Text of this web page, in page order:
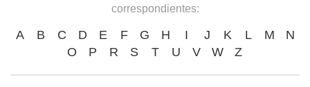
correspondientes:
A B C D E F G H I J K L M
N
O
P R S T U V W Z